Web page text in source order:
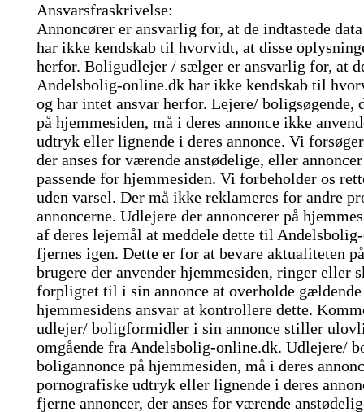
Ansvarsfraskrivelse:
Annoncører er ansvarlig for, at de indtastede
har ikke kendskab til hvorvidt, at disse
herfor. Boligudlejer / sælger er ansvarlig for, at
Andelsbolig-online.dk har ikke kendskab til
og har intet ansvar herfor. Lejere/ boligsøgende,
på hjemmesiden, må i deres annonce ikke
udtryk eller lignende i deres annonce. Vi
der anses for værende anstødelige, eller
passende for hjemmesiden. Vi forbeholder os
uden varsel. Der må ikke reklameres for andre
annoncerne. Udlejere der annoncerer på
af deres lejemål at meddele dette til
fjernes igen. Dette er for at bevare aktualiteten
brugere der anvender hjemmesiden, ringer eller
forpligtet til i sin annonce at overholde
hjemmesidens ansvar at kontrollere dette.
udlejer/ boligformidler i sin annonce stiller
omgående fra Andelsbolig-online.dk. Udlejere/
boligannonce på hjemmesiden, må i deres
pornografiske udtryk eller lignende i deres
fjerne annoncer, der anses for værende